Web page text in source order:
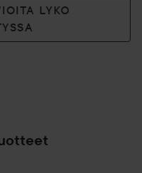
LYKO